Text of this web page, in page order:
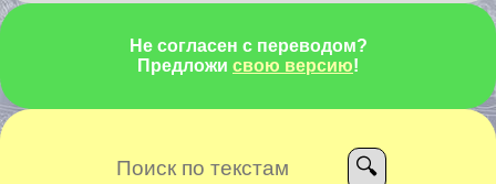
Не согласен с переводом?
Предложи свою версию!